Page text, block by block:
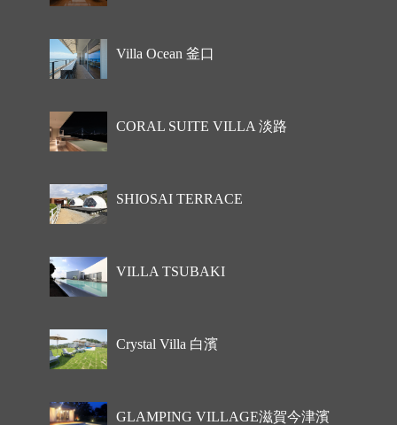
Villa Ocean 釜口
CORAL SUITE VILLA 淡路
SHIOSAI TERRACE
VILLA TSUBAKI
Crystal Villa 白濱
GLAMPING VILLAGE滋賀今津濱